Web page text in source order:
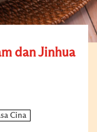
dan Jinhua